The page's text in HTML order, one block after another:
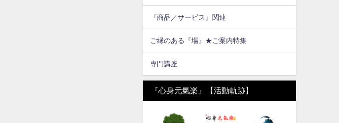
『商品／サービス』関連
ご縁のある『場』★ご案内特集
専門講座
『心身元氣楽』【活動軌跡】